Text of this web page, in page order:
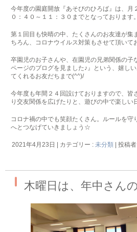
今年度の園庭開放『あそびのひろば』は、月
０：４０～１１：３０までとなっております。
第１回目も快晴の中、たくさんのお友達が集
ちろん、コロナウイルス対策もさせて頂いて
卒園児のお子さんや、在園児の兄弟関係の子
ページのブログを見ました♪』という、嬉し
てくれるお友だちまで(^^)/
今年度も年間２４回設けておりますので、皆
り交友関係を広げたりと、遊びの中で楽しい
コロナ禍の中でも笑顔たくさん。ルールを守
へとつなげていきましょう☆
2021年4月23日 カテゴリー : 未分類 投稿
木曜日は、年中さん